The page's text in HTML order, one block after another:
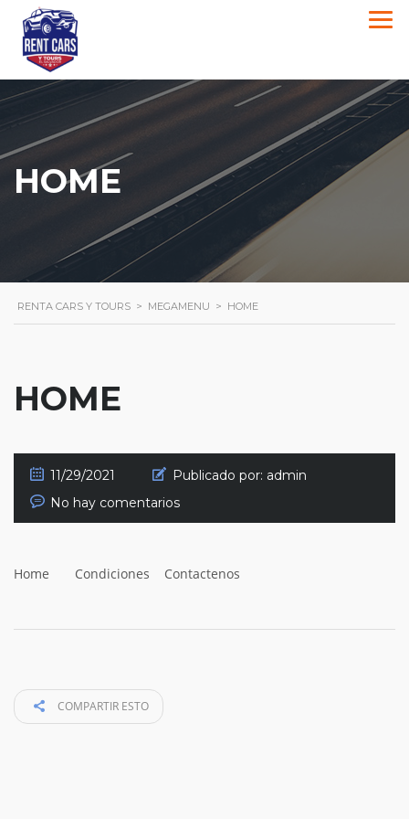
HOME
RENTA CARS Y TOURS > MEGAMENU > HOME
HOME
11/29/2021 Publicado por: admin
No hay comentarios
Home Condiciones Contactenos
COMPARTIR ESTO